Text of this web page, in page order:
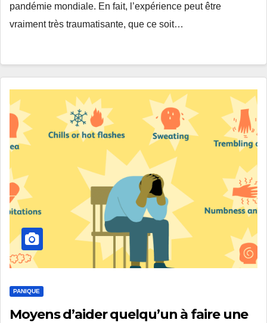
pandémie mondiale. En fait, l’expérience peut être
vraiment très traumatisante, que ce soit…
PANIQUE
Moyens d’aider quelqu’un à faire une